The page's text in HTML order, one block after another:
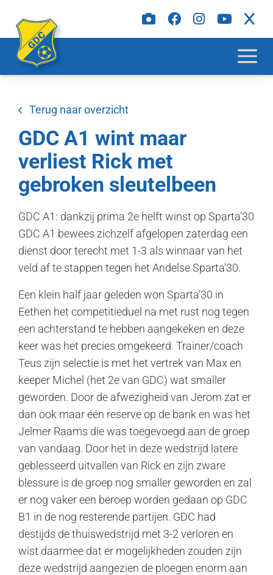
Terug naar overzicht
GDC A1 wint maar
verliest Rick met
gebroken sleutelbeen
GDC A1: dankzij prima 2e helft winst op Sparta’30
GDC A1 bewees zichzelf afgelopen zaterdag een
dienst door terecht met 1-3 als winnaar van het
veld af te stappen tegen het Andelse Sparta’30.
Een klein half jaar geleden won Sparta’30 in
Eethen het competitieduel na met rust nog tegen
een achterstand te hebben aangekeken en deze
keer was het precies omgekeerd. Trainer/coach
Teus zijn selectie is met het vertrek van Max en
keeper Michel (het 2e van GDC) wat smaller
geworden. Door de afwezigheid van Jerom zat er
dan ook maar één reserve op de bank en was het
Jelmer Raams die was toegevoegd aan de groep
van vandaag. Door het in deze wedstrijd latere
geblesseerd uitvallen van Rick en zijn zware
blessure is de groep nog smaller geworden en zal
er nog vaker een beroep worden gedaan op GDC
B1 in de nog resterende partijen. GDC had
destijds de thuiswedstrijd met 3-2 verloren en
wist daarmee dat er mogelijkheden zouden zijn
deze wedstrijd aangezien de ploegen enorm aan